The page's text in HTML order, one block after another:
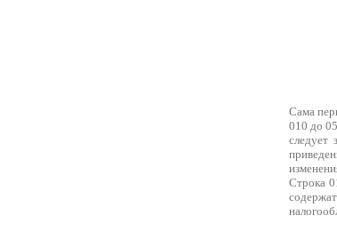
Сама
010 до
следует
Строка